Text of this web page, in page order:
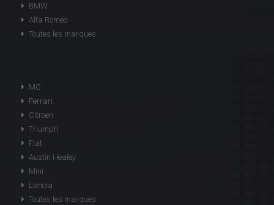
BMW
Alfa Roméo
Toutes les marques
MG
Ferrari
Citroen
Triumph
Fiat
Austin Healey
Mini
Lancia
Toutes les marques